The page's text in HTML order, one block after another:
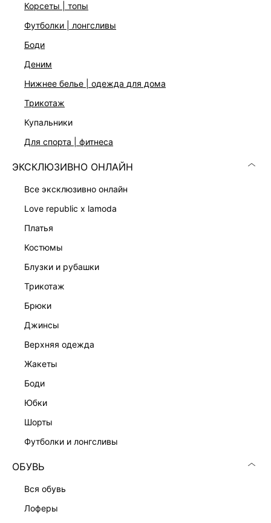
корсеты | топы
футболки | лонгсливы
боди
деним
нижнее белье | одежда для дома
трикотаж
купальники
для спорта | фитнеса
ЭКСКЛЮЗИВНО ОНЛАЙН
все эксклюзивно онлайн
love republic x lamoda
платья
костюмы
блузки и рубашки
трикотаж
брюки
джинсы
верхняя одежда
жакеты
боди
юбки
шорты
футболки и лонгсливы
ОБУВЬ
вся обувь
лоферы
ПЛАТЬЕ-ФУТЛЯР С ВИСКОЗОЙ
7 999 ₽